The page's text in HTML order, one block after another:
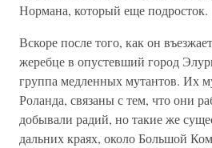
Нормана, который еще подросток.
Вскоре после того, как он
жеребце в опустевший город
группа медленных мутантов. Их
Роланда, связаны с тем, что они
добывали радий, но такие же
дальних краях, около Большой